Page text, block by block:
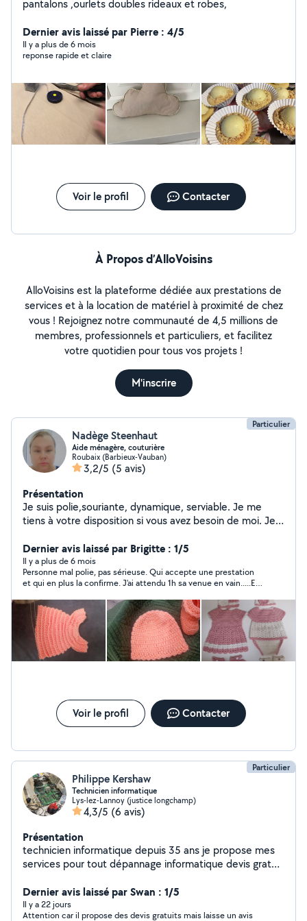
pantalons ,ourlets doubles rideaux et robes,
Dernier avis laissé par Pierre : 4/5
Il y a plus de 6 mois
reponse rapide et claire
Voir le profil Contacter
À Propos d’AlloVoisins
AlloVoisins est la plateforme dédiée aux prestations de
services et à la location de matériel à proximité de chez
vous ! Rejoignez notre communauté de 4,5 millions de
membres, professionnels et particuliers, et facilitez
votre quotidien pour tous vos projets !
M'inscrire
Particulier
Nadège Steenhaut
Aide ménagère, couturière
Roubaix (Barbieux-Vauban)
3,2/5 (5 avis)
Présentation
Je suis polie,souriante, dynamique, serviable. Je me
tiens à votre disposition si vous avez besoin de moi. Je
également. Mon activité principale est aide ménagère
mais je fais d'autres choses à côté N'hésitez pas à me
contacter
Dernier avis laissé par Brigitte : 1/5
Il y a plus de 6 mois
Personne mal polie, pas sérieuse. Qui accepte une prestation
et qui en plus la confirme. J'ai attendu 1h sa venue en vain.....En
mon temps, Belle mentalité. Je met une étoile parce
qu'impossible de mettre moins.
Voir le profil Contacter
Particulier
Philippe Kershaw
Technicien informatique
Lys-lez-Lannoy (justice longchamp)
4,3/5 (6 avis)
Présentation
technicien informatique depuis 35 ans je propose mes
services pour tout dépannage informatique devis gratuit
la réparation je vous repropose mes services gratuit si
bien sur le problème est identique à la première
Dernier avis laissé par Swan : 1/5
Il y a 22 jours
Attention car il propose des devis gratuits mais laisse un avis